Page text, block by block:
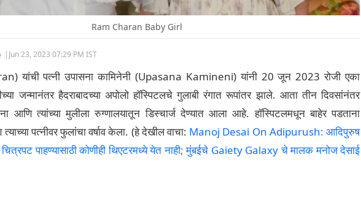
Ram Charan Baby Girl
| Jun 23, 2023 07:29 PM IST
यांची पत्नी उपासना कामिनेनी (Upasana Kamineni) यांनी 20 जून 2023 रोजी एका
जन्मानंतर हैदराबादच्या अपोलो हॉस्पिटलचे गुलाबी रंगात रूपांतर झाले. आता तीन दिवसांनंतर
आणि त्यांच्या मुलीला रुग्णालयातून डिस्चार्ज देण्यात आला आहे. हॉस्पिटलमधून बाहेर पडताना
पत्नीवर फुलांचा वर्षाव केला. (हे देखील वाचा: Manoj Desai On Adipurush: आदिपुरुष
चित्रपट पाहण्यासाठी कोणीही थिएटरमध्ये येत नाही; मुंबईचे Gaiety Galaxy चे मालक मनोज देसाई